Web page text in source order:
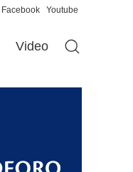
Facebook Youtube
Video